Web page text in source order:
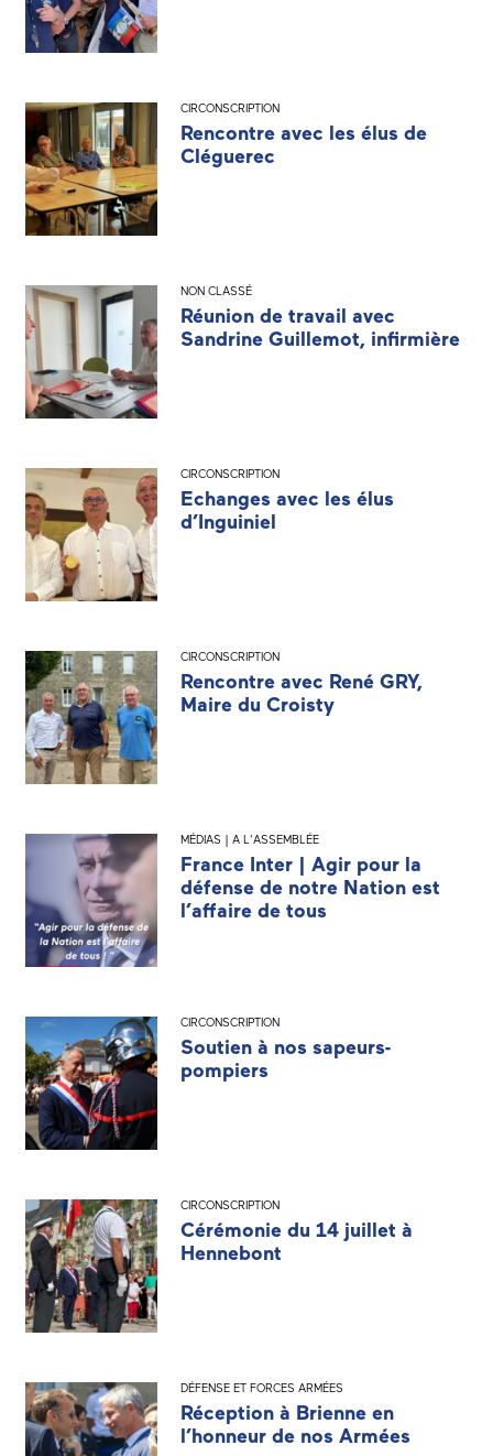
CIRCONSCRIPTION
Rencontre avec les élus de
Cléguerec
NON CLASSÉ
Réunion de travail avec
Sandrine Guillemot, infirmière
CIRCONSCRIPTION
Echanges avec les élus
d’Inguiniel
CIRCONSCRIPTION
Rencontre avec René GRY,
Maire du Croisty
MÉDIAS | A L'ASSEMBLÉE
France Inter | Agir pour la
défense de notre Nation est
l’affaire de tous
CIRCONSCRIPTION
Soutien à nos sapeurs-
pompiers
CIRCONSCRIPTION
Cérémonie du 14 juillet à
Hennebont
DÉFENSE ET FORCES ARMÉES
Réception à Brienne en
l’honneur de nos Armées